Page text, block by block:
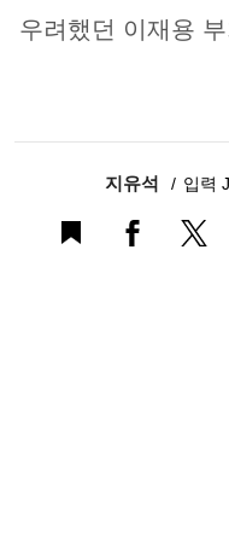
우려했던 이재용
지유석 입력